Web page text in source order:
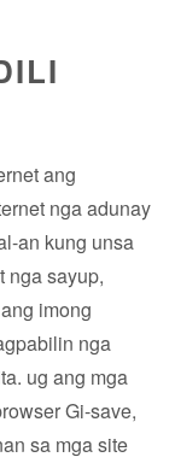
ang
nga adunay
an kung unsa
nga sayup,
imong
nga
ug ang mga
Gi-save,
sa mga site